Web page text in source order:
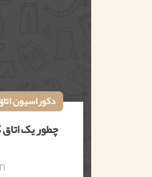
دکوراسیون
چطور یک